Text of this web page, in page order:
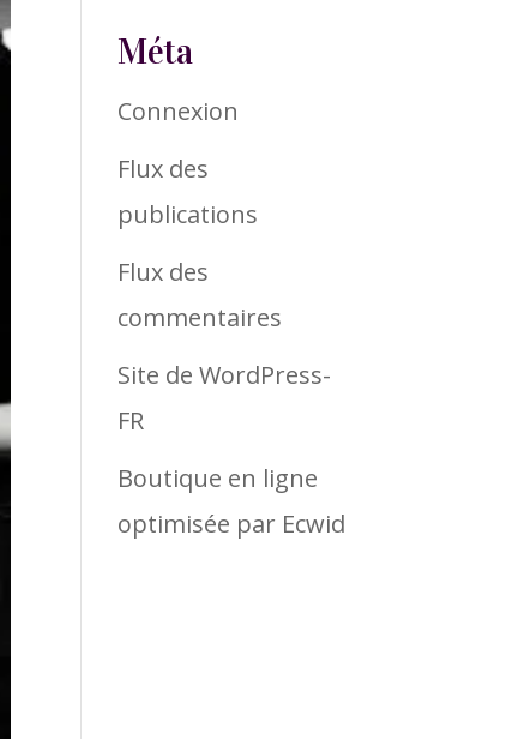
Méta
Connexion
Flux des
publications
Flux des
commentaires
Site de WordPress-
FR
Boutique en ligne
optimisée par Ecwid